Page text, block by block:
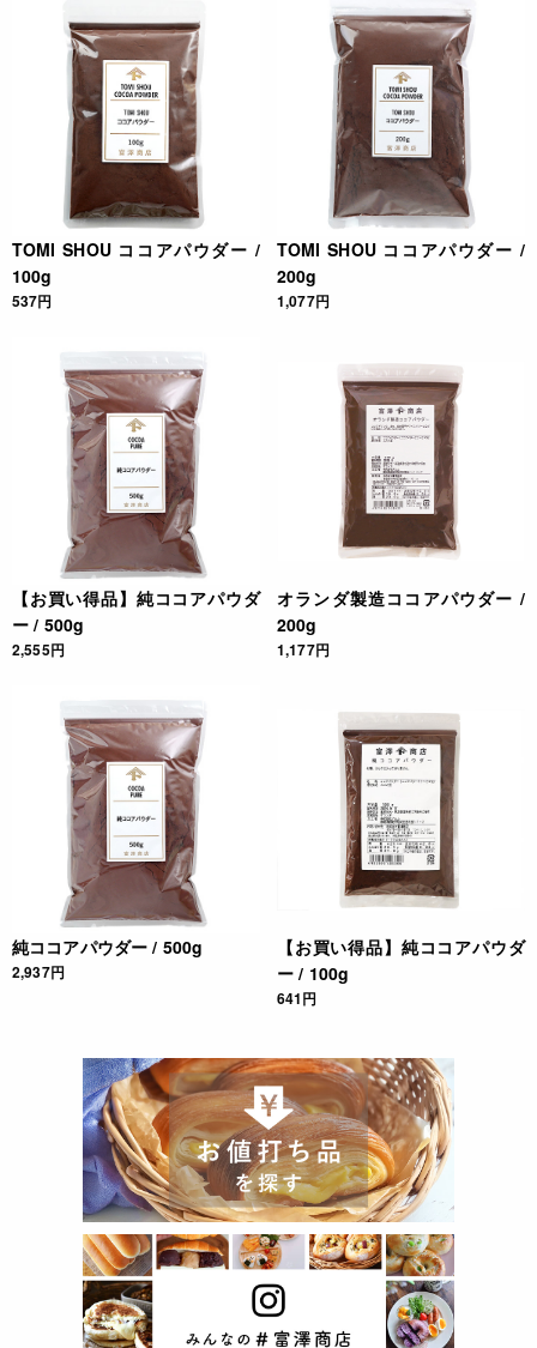
TOMI SHOU ココアパウダー /
100g
537円
TOMI SHOU ココアパウダー /
200g
1,077円
【お買い得品】純ココアパウダ
ー / 500g
2,555円
オランダ製造ココアパウダー /
200g
1,177円
純ココアパウダー / 500g
2,937円
【お買い得品】純ココアパウダ
ー / 100g
641円